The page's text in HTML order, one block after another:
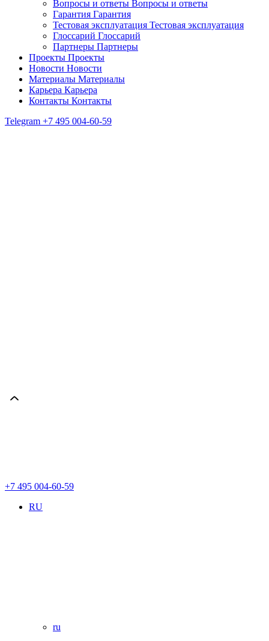
Вопросы и ответы Вопросы и ответы
Гарантия Гарантия
Тестовая эксплуатация Тестовая эксплуатация
Глоссарий Глоссарий
Партнеры Партнеры
Проекты Проекты
Новости Новости
Материалы Материалы
Карьера Карьера
Контакты Контакты
Telegram +7 495 004-60-59
+7 495 004-60-59
RU
ru